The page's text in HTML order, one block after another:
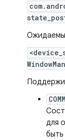
для